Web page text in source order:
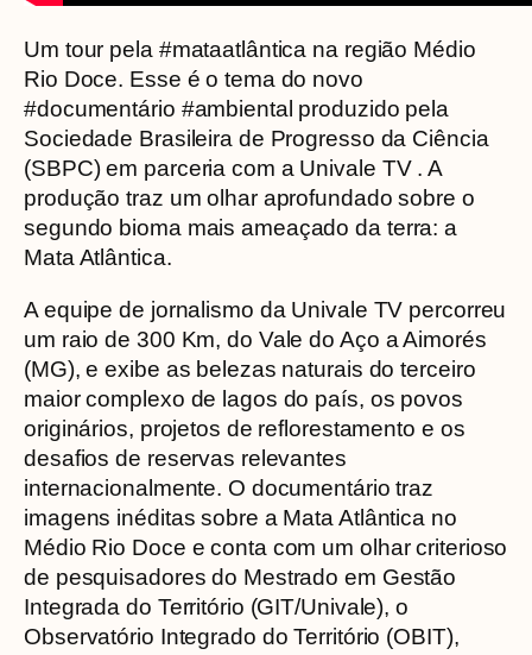
Um tour pela #mataatlântica na região Médio
Rio Doce. Esse é o tema do novo
#documentário #ambiental produzido pela
Sociedade Brasileira de Progresso da Ciência
(SBPC) em parceria com a Univale TV . A
produção traz um olhar aprofundado sobre o
segundo bioma mais ameaçado da terra: a
Mata Atlântica.
A equipe de jornalismo da Univale TV percorreu
um raio de 300 Km, do Vale do Aço a Aimorés
(MG), e exibe as belezas naturais do terceiro
maior complexo de lagos do país, os povos
originários, projetos de reflorestamento e os
desafios de reservas relevantes
internacionalmente. O documentário traz
imagens inéditas sobre a Mata Atlântica no
Médio Rio Doce e conta com um olhar criterioso
de pesquisadores do Mestrado em Gestão
Integrada do Território (GIT/Univale), o
Observatório Integrado do Território (OBIT),